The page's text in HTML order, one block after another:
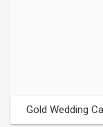
Gold Wedding